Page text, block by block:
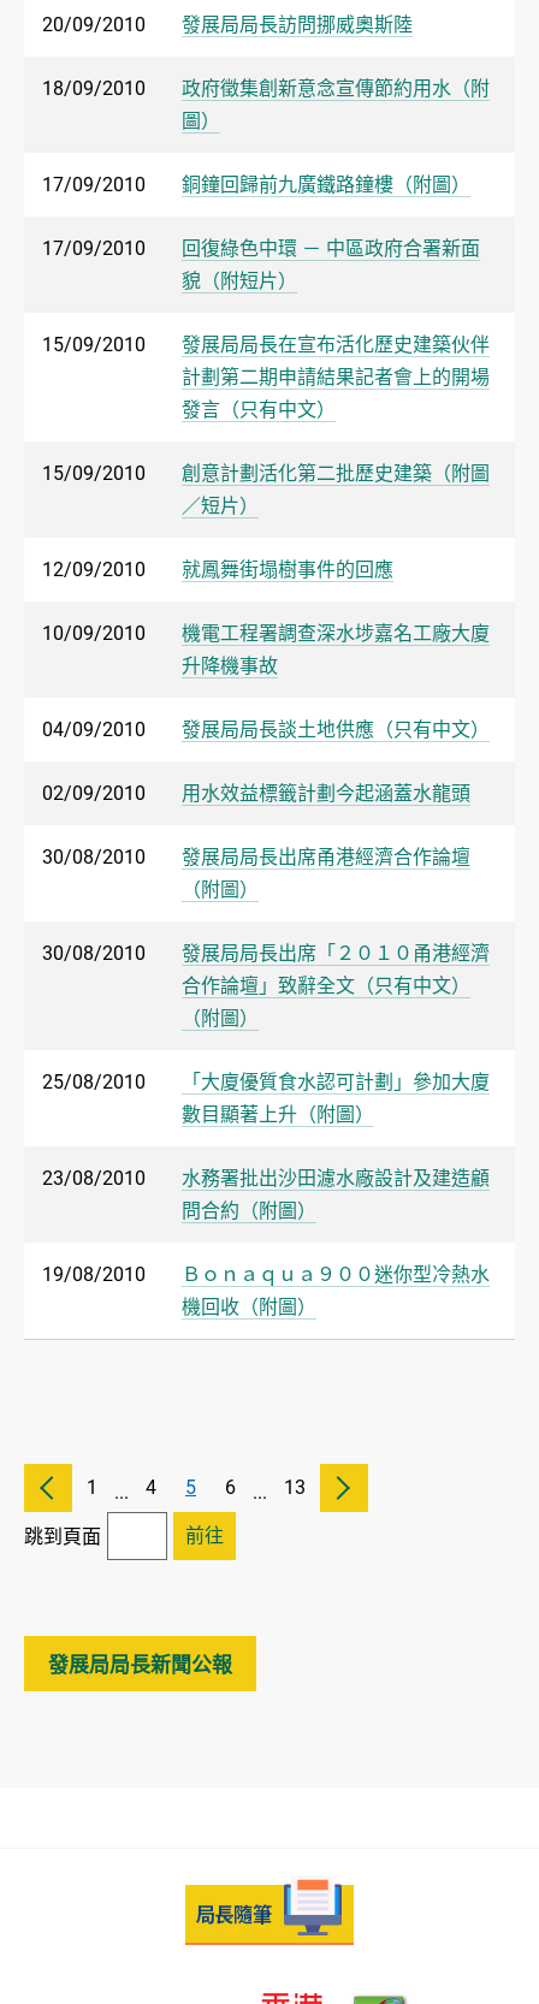
20/09/2010 發展局局長訪問挪威奧斯陸
18/09/2010
政府徵集創新意念宣傳節約用水（附
圖）
17/09/2010 銅鐘回歸前九廣鐵路鐘樓（附圖）
17/09/2010
回復綠色中環 － 中區政府合署新面
貌（附短片）
15/09/2010
發展局局長在宣布活化歷史建築伙伴
計劃第二期申請結果記者會上的開場
發言（只有中文）
15/09/2010
創意計劃活化第二批歷史建築（附圖
／短片）
12/09/2010 就鳳舞街塌樹事件的回應
10/09/2010
機電工程署調查深水埗嘉名工廠大廈
升降機事故
04/09/2010 發展局局長談土地供應（只有中文）
02/09/2010 用水效益標籤計劃今起涵蓋水龍頭
30/08/2010
發展局局長出席甬港經濟合作論壇
（附圖）
30/08/2010
發展局局長出席「２０１０甬港經濟
合作論壇」致辭全文（只有中文）
（附圖）
25/08/2010
「大廈優質食水認可計劃」參加大廈
數目顯著上升（附圖）
23/08/2010
水務署批出沙田濾水廠設計及建造顧
問合約（附圖）
19/08/2010
Ｂｏｎａｑｕａ９００迷你型冷熱水
機回收（附圖）
1 ... 4 5 6 ... 13
跳到頁面 前往
發展局局長新聞公報